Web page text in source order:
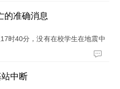
的准确消息
时40分，没有在校学生在地震中
中断